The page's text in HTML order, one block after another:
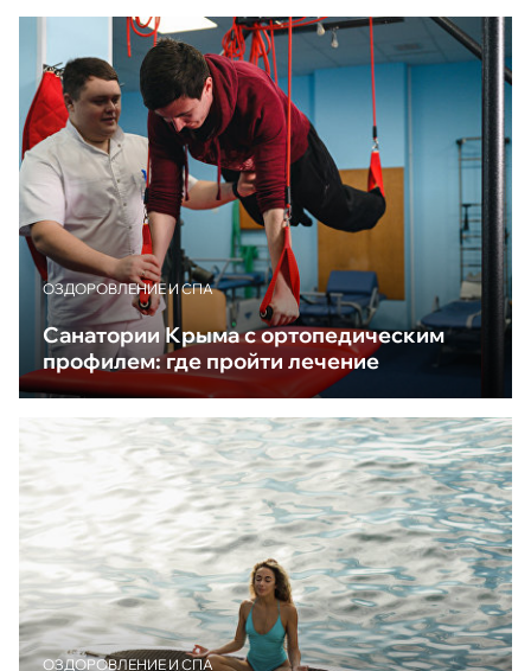
ОЗДОРОВЛЕНИЕ И СПА
Санатории Крыма с ортопедическим
профилем: где пройти лечение
ОЗДОРОВЛЕНИЕ И СПА